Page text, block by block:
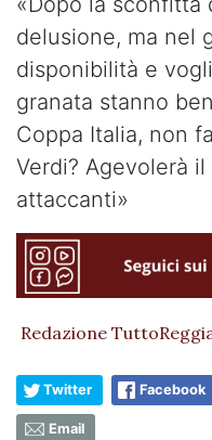
delusione, ma nel
disponibilità e
granata stanno
Coppa Italia, non
Verdi? Agevolerà
attaccanti»
Redazione
Twitter Facebook
Email